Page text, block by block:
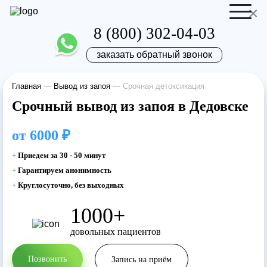
8 (800) 302-04-03
заказать обратный звонок
Главная — Вывод из запоя — Срочная детоксикация
Срочный вывод из запоя в Дедовске
от 6000 ₽
+ Приедем за 30 - 50 минут
+ Гарантируем анонимность
+ Круглосуточно, без выходных
1000+
довольных пациентов
Позвонить Запись на приём
Запись на приём
Ваше имя
Ваш телефон
Ваша заявка
отправлена
Наш врач свяжется с вами в самое
ближайшее время!
Отправить резюме
Ваше имя
×